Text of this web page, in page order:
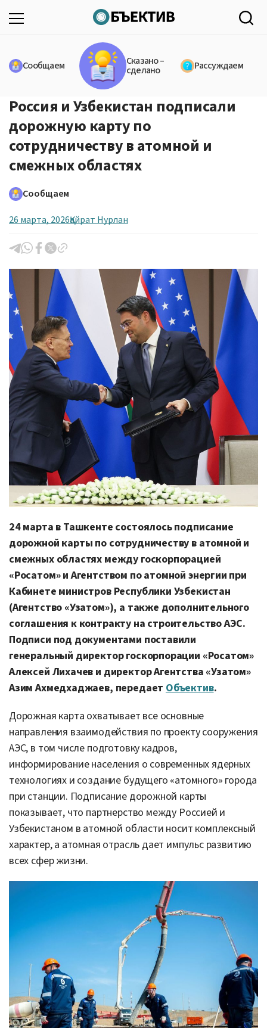
Сообщаем Сказано –
сделано Рассуждаем
Россия и Узбекистан подписали
дорожную карту по
сотрудничеству в атомной и
смежных областях
Сообщаем
26 марта, 2026Қайрат Нурлан
24 марта в Ташкенте состоялось подписание
дорожной карты по сотрудничеству в атомной и
смежных областях между госкорпорацией
«Росатом» и Агентством по атомной энергии при
Кабинете министров Республики Узбекистан
(Агентство «Узатом»), а также дополнительного
соглашения к контракту на строительство АЭС.
Подписи под документами поставили
генеральный директор госкорпорации «Росатом»
Алексей Лихачев и директор Агентства «Узатом»
Азим Ахмедхаджаев, передает Объектив.
Дорожная карта охватывает все основные
направления взаимодействия по проекту сооружения
АЭС, в том числе подготовку кадров,
информирование населения о современных ядерных
технологиях и создание будущего «атомного» города
при станции. Подписание дорожной карты
показывает, что партнерство между Россией и
Узбекистаном в атомной области носит комплексный
характер, а атомная отрасль дает импульс развитию
всех сфер жизни.